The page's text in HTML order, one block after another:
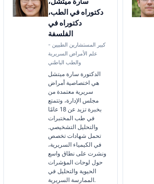
دكتوراه في الطب،
دكتوراه في
الفلسفة
كبير المستشارين الطبيين -
علم الأمراض السريرية
والطب الباطني
الدكتورة سارة ميتشل
هي اختصاصية أمراض
سريرية معتمدة من
مجلس الإدارة، وتتمتع
بخبرة تزيد عن 18 عامًا
في طب المختبرات
والتحليل التشخيصي.
تحمل شهادات تخصص
في الكيمياء السريرية،
ونشرت على نطاق واسع
حول لوحات المؤشرات
الحيوية والتحليل في
الممارسة السريرية.